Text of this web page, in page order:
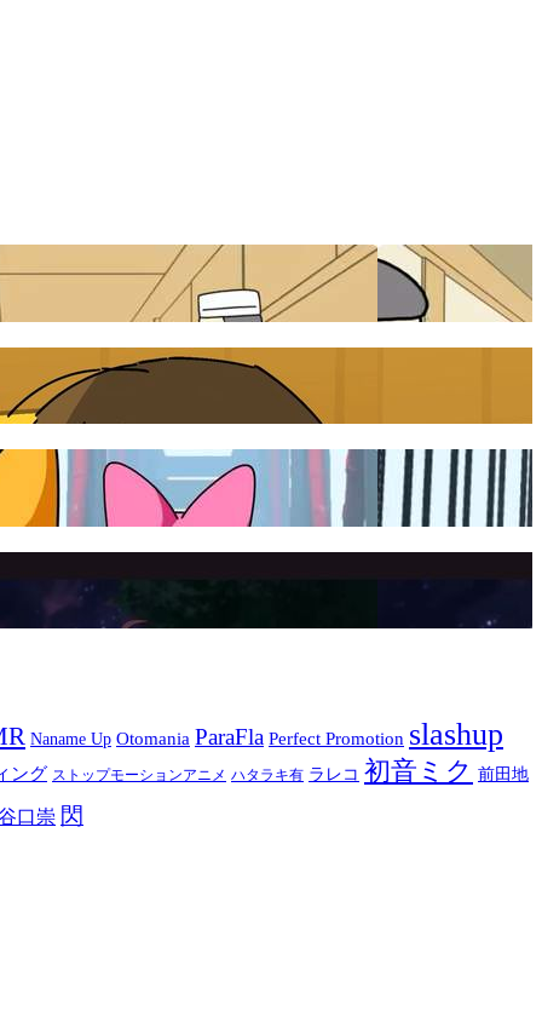
Naname Up Otomania ParaFla Perfect Promotion slashup
ング ストップモーションアニメ ハタラキ有 ラレコ 初音ミク 前田地
口崇 閃